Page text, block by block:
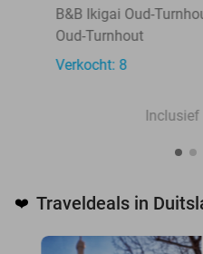
B&B Ikigai Oud-
Oud-Turnhout
Verkocht: 8
❤️ Traveldeals in